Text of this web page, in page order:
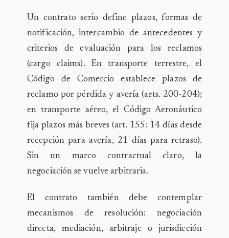
Un contrato serio defineplazos, formas de
notificación, intercambio de antecedentes y
criterios de evaluación para los reclamos
(cargo claims). En transporte terrestre, el
Código de Comercio establece plazos de
reclamo por pérdida y avería (arts. 200-204);
en transporte aéreo, el Código Aeronáutico
fija plazos más breves (art. 155: 14 días desde
recepción para avería, 21 días para retraso).
Sin un marco contractual claro, la
negociación se vuelve arbitraria.
El contrato también debe contemplar
mecanismos de resolución: negociación
directa, mediación, arbitraje o jurisdicción